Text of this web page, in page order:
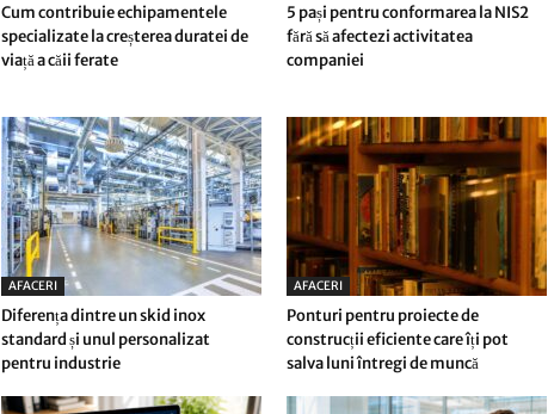
Cum contribuie echipamentele
specializate la creșterea duratei de
viață a căii ferate
5 pași pentru conformarea la NIS2
fără să afectezi activitatea
companiei
AFACERI
Diferența dintre un skid inox
standard și unul personalizat
pentru industrie
AFACERI
Ponturi pentru proiecte de
construcții eficiente care îți pot
salva luni întregi de muncă